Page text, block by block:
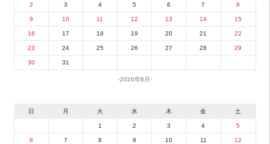
2026年8月
2 3 4 5 6 7 8
9 10 11 12 13 14 15
16 17 18 19 20 21 22
23 24 25 26 27 28 29
30 31
日 月 火 水 木 金 土
1 2 3 4 5
6 7 8 9 10 11 12